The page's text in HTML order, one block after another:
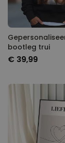
bootleg trui
€ 39,99